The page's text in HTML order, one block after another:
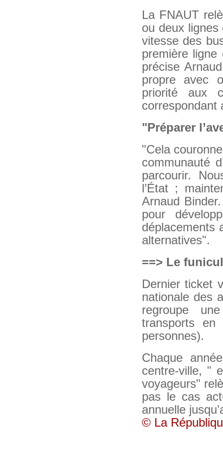
La FNAUT
ou deux
vitesse des
première ligne
précise
propre avec
priorité aux
correspondant
"Préparer
"Cela
communauté
parcourir.
l’État ;
Arnaud
pour
déplacements
alternatives".
==> Le
Dernier ticket
nationale des
regroupe
transports
personnes).
Chaque
centre-ville, "
voyageurs"
pas le cas
annuelle
© La